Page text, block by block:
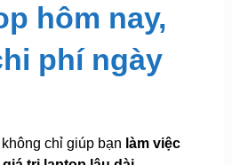
hôm nay,
phí ngày
chỉ giúp bạn làm việc